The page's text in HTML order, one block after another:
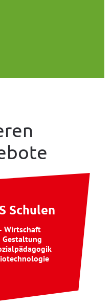
Schulen
Wirtschaft
Gestaltung